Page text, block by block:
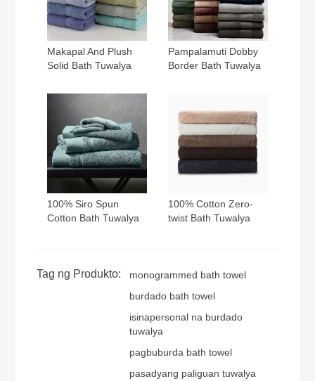
Makapal And Plush
Solid Bath Tuwalya
Pampalamuti Dobby
Border Bath Tuwalya
100% Siro Spun
Cotton Bath Tuwalya
100% Cotton Zero-
twist Bath Tuwalya
Tag ng Produkto:
monogrammed bath towel
burdado bath towel
isinapersonal na burdado
tuwalya
pagbuburda bath towel
pasadyang paliguan tuwalya